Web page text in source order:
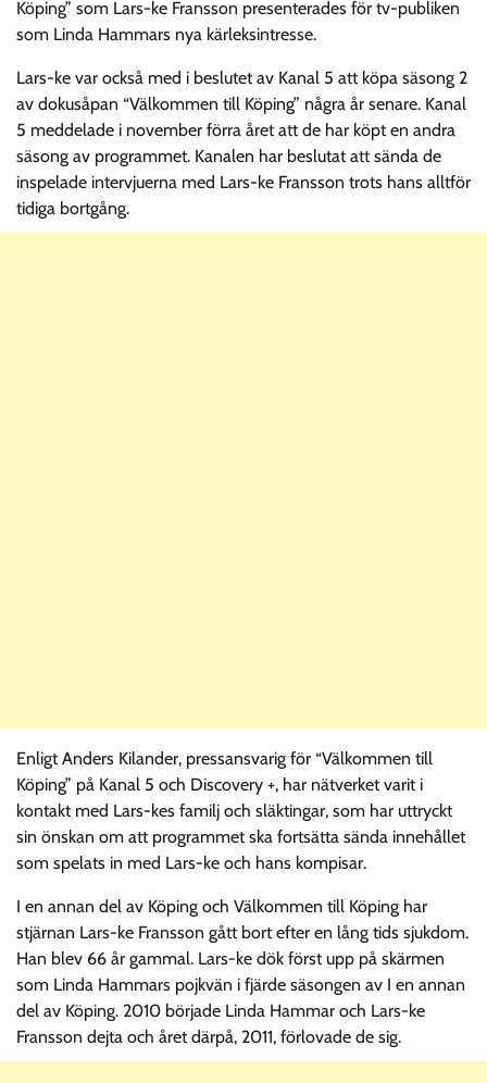
Köping” som Lars-ke Fransson presenterades för tv-publiken
som Linda Hammars nya kärleksintresse.
Lars-ke var också med i beslutet av Kanal 5 att köpa säsong 2
av dokusåpan “Välkommen till Köping” några år senare. Kanal
5 meddelade i november förra året att de har köpt en andra
säsong av programmet. Kanalen har beslutat att sända de
inspelade intervjuerna med Lars-ke Fransson trots hans alltför
tidiga bortgång.
Enligt Anders Kilander, pressansvarig för “Välkommen till
Köping” på Kanal 5 och Discovery +, har nätverket varit i
kontakt med Lars-kes familj och släktingar, som har uttryckt
sin önskan om att programmet ska fortsätta sända innehållet
som spelats in med Lars-ke och hans kompisar.
I en annan del av Köping och Välkommen till Köping har
stjärnan Lars-ke Fransson gått bort efter en lång tids sjukdom.
Han blev 66 år gammal. Lars-ke dök först upp på skärmen
som Linda Hammars pojkvän i fjärde säsongen av I en annan
del av Köping. 2010 började Linda Hammar och Lars-ke
Fransson dejta och året därpå, 2011, förlovade de sig.